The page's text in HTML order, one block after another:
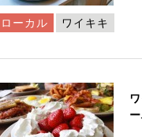
ローカル ワイキキ